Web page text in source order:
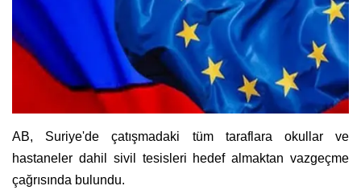
AB, Suriye'de çatışmadaki tüm taraflara okullar ve
hastaneler dahil sivil tesisleri hedef almaktan vazgeçme
çağrısında bulundu.